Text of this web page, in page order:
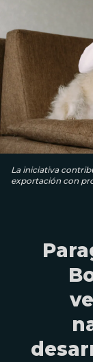
La iniciativa
exportación con